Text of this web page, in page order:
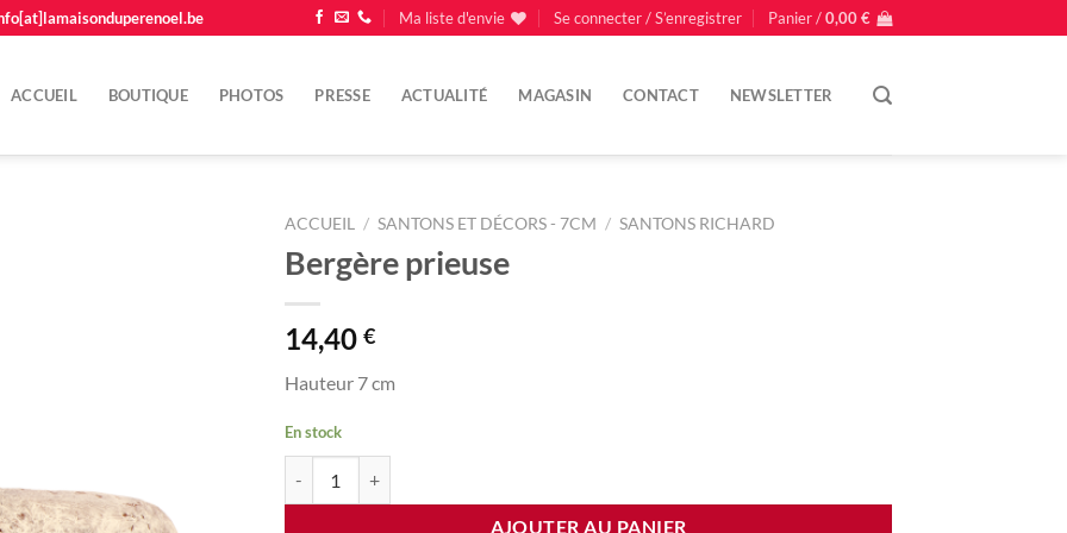
Ma liste d'envie Se connecter / S’enregistrer Panier /0,00€
ACCUEIL BOUTIQUE PHOTOS PRESSE ACTUALITÉ MAGASIN CONTACT NEWSLETTER
ACCUEIL / SANTONS ET DÉCORS - 7CM / SANTONS RICHARD
Bergère prieuse
14,40 €
Hauteur 7 cm
En stock
AJOUTER AU PANIER